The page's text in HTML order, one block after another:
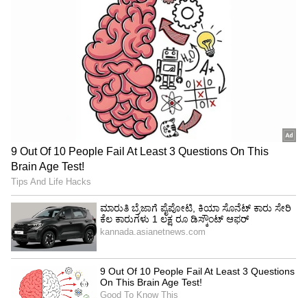
ಟ್ರಂಪ್ ಐತಿಹಾಸಿಕ ಒಪ್ಪಂದ | India US
Trade Deal | Party Rounds